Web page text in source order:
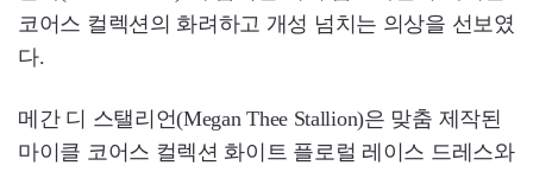
코어스 컬렉션의 화려하고 개성 넘치는 의상을 선보였
다.
메간 디 스탤리언(Megan Thee Stallion)은 맞춤 제작된
마이클 코어스 컬렉션 화이트 플로럴 레이스 드레스와